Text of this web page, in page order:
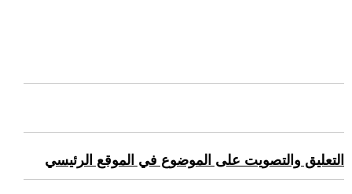
التعليق والتصويت على الموضوع في الموقع الرئيسي